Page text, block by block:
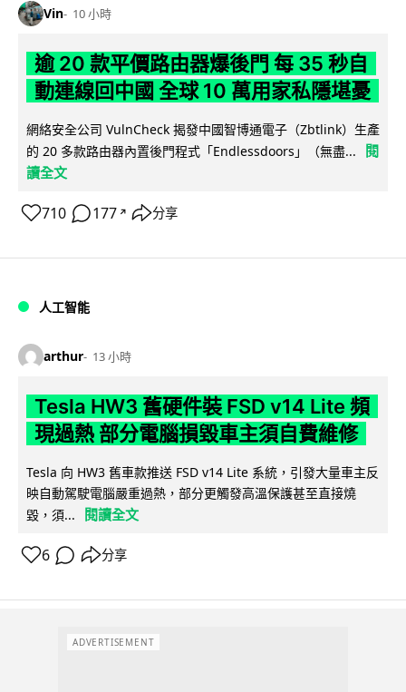
Vin 10 小時
逾 20 款平價路由器爆後門 每 35 秒自
動連線回中國 全球 10 萬用家私隱堪憂
網絡安全公司 VulnCheck 揭發中國智博通電子（Zbtlink）生產
的 20 多款路由器內置後門程式「Endlessdoors」（無盡...
閱
讀全文
710 177 ↗ 分享
人工智能
arthur 13 小時
Tesla HW3 舊硬件裝 FSD v14 Lite 頻
現過熱 部分電腦損毀車主須自費維修
Tesla 向 HW3 舊車款推送 FSD v14 Lite 系統，引發大量車主反
映自動駕駛電腦嚴重過熱，部分更觸發高溫保護甚至直接燒
毀，須...
閱讀全文
6 分享
ADVERTISEMENT